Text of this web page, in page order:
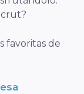
favoritas de